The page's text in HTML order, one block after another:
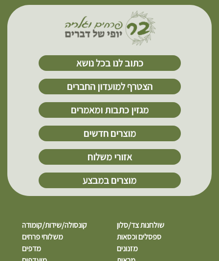
כתוב לנו בכל נושא
הצטרף למועדון החברים
מגזין כתבות ומאמרים
מוצרים חדשים
אזורי משלוח
מוצרים במבצע
שולחנות צד/סלון
קונסולה/שידות/קומודה
ספסלים וכסאות
משלוחי פרחים
מזנונים
מדפים